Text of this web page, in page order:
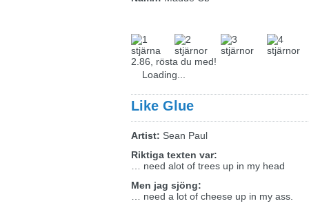
2.86, rösta du med!
Loading...
Like Glue
Artist: Sean Paul
Riktiga texten var:
… need alot of trees up in my head
Men jag sjöng:
… need a lot of cheese up in my ass.